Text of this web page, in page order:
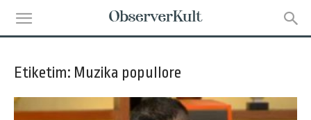
Etiketim: Muzika popullore